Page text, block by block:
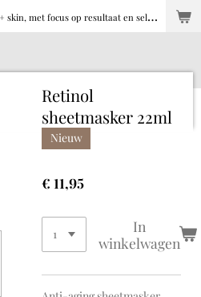
S
pecialist in brows - lashes + skin, met focus op resultaat en selfcare
Retinol
sheetmasker 22ml
Nieuw
€ 11,95
In
winkelwagen